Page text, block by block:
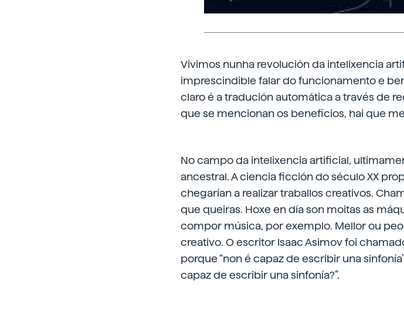
Vivimos nunha revolución da intelixencia
imprescindible falar do funcionamento e
claro é a tradución automática a través de
que se mencionan os beneficios, hai que
Nocampo da intelixencia artificial,
ancestral. A ciencia ficción do século XX
chegarían a realizar traballos creativos.
que queiras. Hoxe en día son moitas as
compor música, por exemplo. Mellor ou
creativo. O escritor Isaac Asimov foi
porque “non é capaz de escribir una
capaz de escribir una sinfonía?”.